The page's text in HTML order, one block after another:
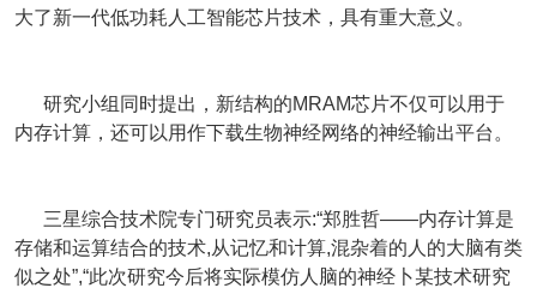
大了新一代低功耗人工智能芯片技术，具有重大意义。
研究小组同时提出，新结构的MRAM芯片不仅可以用于
内存计算，还可以用作下载生物神经网络的神经输出平台。
三星综合技术院专门研究员表示:“郑胜哲——内存计算是
存储和运算结合的技术,从记忆和计算,混杂着的人的大脑有类
似之处”,“此次研究今后将实际模仿人脑的神经卜某技术研究